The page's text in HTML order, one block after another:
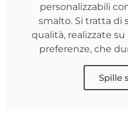
personalizzabili
smalto. Si tratta di
qualità, realizzate
preferenze, che
Spille